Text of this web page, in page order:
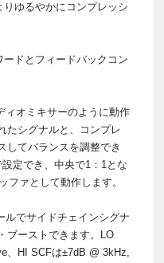
ゆるやかにコンプレッシ
ードとフィードバックコン
ィオミキサーのように動作
たシグナルと、コンプレ
してバランスを調整でき
定でき、中央で1：1とな
ファとして動作します。
ルでサイドチェインシグナ
ブーストできます。LO
、HI SCFは±7dB @ 3kHz,